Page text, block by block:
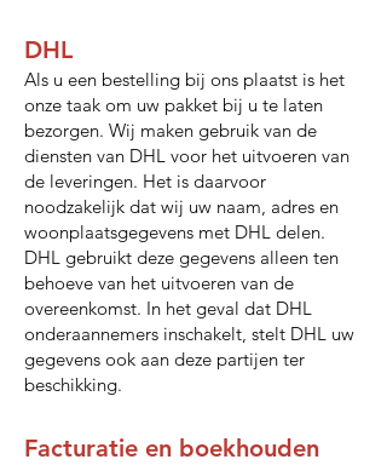
DHL
Als u een bestelling bij ons plaatst is het
onze taak om uw pakket bij u te laten
bezorgen. Wij maken gebruik van de
diensten van DHL voor het uitvoeren van
de leveringen. Het is daarvoor
noodzakelijk dat wij uw naam, adres en
woonplaatsgegevens met DHL delen.
DHL gebruikt deze gegevens alleen ten
behoeve van het uitvoeren van de
overeenkomst. In het geval dat DHL
onderaannemers inschakelt, stelt DHL uw
gegevens ook aan deze partijen ter
beschikking.
Facturatie en boekhouden